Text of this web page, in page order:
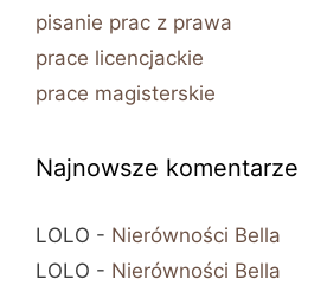
pisanie prac z prawa
prace licencjackie
prace magisterskie
Najnowsze komentarze
LOLO - Nierówności Bella
LOLO - Nierówności Bella